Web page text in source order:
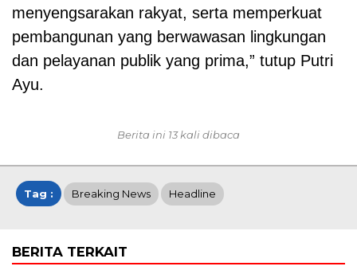
menyengsarakan rakyat, serta memperkuat
pembangunan yang berwawasan lingkungan
dan pelayanan publik yang prima,” tutup Putri
Ayu.
Berita ini 13 kali dibaca
Tag : Breaking News Headline
BERITA TERKAIT